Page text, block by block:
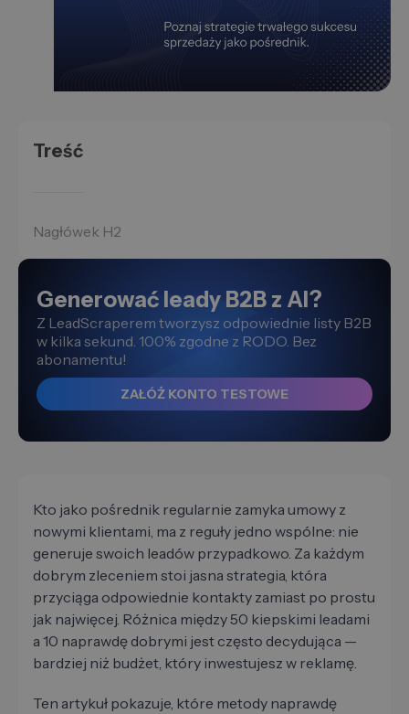
Treść
Nagłówek H2
Generować leady B2B z AI?
Z LeadScraperem tworzysz odpowiednie listy B2B
w kilka sekund. 100% zgodne z RODO. Bez
abonamentu!
ZAŁÓŻ KONTO TESTOWE
Kto jako pośrednik regularnie zamyka umowy z
nowymi klientami, ma z reguły jedno wspólne: nie
generuje swoich leadów przypadkowo. Za każdym
dobrym zleceniem stoi jasna strategia, która
przyciąga odpowiednie kontakty zamiast po prostu
jak najwięcej. Różnica między 50 kiepskimi leadami
a 10 naprawdę dobrymi jest często decydująca —
bardziej niż budżet, który inwestujesz w reklamę.
Ten artykuł pokazuje, które metody naprawdę